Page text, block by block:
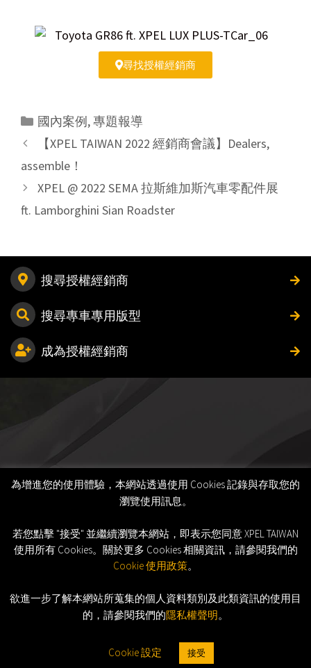
尋找授權經銷商
國內案例,專題報導
【XPEL TAIWAN 2022 經銷商會議】Dealers,
assemble！
XPEL @ 2022 SEMA 拉斯維加斯汽車零配件展
ft. Lamborghini Sian Roadster
搜尋授權經銷商
搜尋專車專用版型
成為授權經銷商
©2026 XPEL, Inc. All Rights Reserved.
為增進您的使用體驗，本網站透過使用 Cookies 記錄與存取您的
瀏覽使用訊息。
若您點擊 "接受" 並繼續瀏覽本網站，即表示您同意 XPEL TAIWAN
使用所有 Cookies。關於更多 Cookies 相關資訊，請參閱我們的
Cookie 使用政策。
欲進一步了解本網站所蒐集的個人資料類別及此類資訊的使用目
的，請參閱我們的隱私權聲明。
Cookie 設定 接受